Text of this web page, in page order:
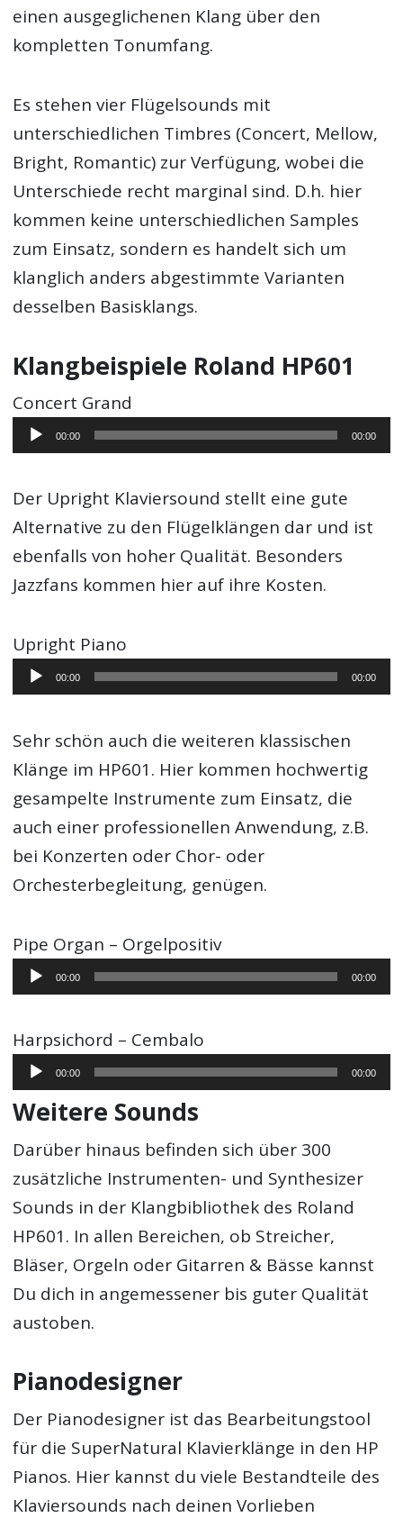
einen ausgeglichenen Klang über den
kompletten Tonumfang.
Es stehen vier Flügelsounds mit
unterschiedlichen Timbres (Concert, Mellow,
Bright, Romantic) zur Verfügung, wobei die
Unterschiede recht marginal sind. D.h. hier
kommen keine unterschiedlichen Samples
zum Einsatz, sondern es handelt sich um
klanglich anders abgestimmte Varianten
desselben Basisklangs.
Klangbeispiele Roland HP601
Concert Grand
Audio-
Player
00:00 00:00
Der Upright Klaviersound stellt eine gute
Alternative zu den Flügelklängen dar und ist
ebenfalls von hoher Qualität. Besonders
Jazzfans kommen hier auf ihre Kosten.
Upright Piano
Audio-
Player
00:00 00:00
Sehr schön auch die weiteren klassischen
Klänge im HP601. Hier kommen hochwertig
gesampelte Instrumente zum Einsatz, die
auch einer professionellen Anwendung, z.B.
bei Konzerten oder Chor- oder
Orchesterbegleitung, genügen.
Pipe Organ – Orgelpositiv
Audio-
Player
00:00 00:00
Harpsichord – Cembalo
Audio-
Player
00:00 00:00
Weitere Sounds
Darüber hinaus befinden sich über 300
zusätzliche Instrumenten- und Synthesizer
Sounds in der Klangbibliothek des Roland
HP601. In allen Bereichen, ob Streicher,
Bläser, Orgeln oder Gitarren & Bässe kannst
Du dich in angemessener bis guter Qualität
austoben.
Pianodesigner
Der Pianodesigner ist das Bearbeitungstool
für die SuperNatural Klavierklänge in den HP
Pianos. Hier kannst du viele Bestandteile des
Klaviersounds nach deinen Vorlieben